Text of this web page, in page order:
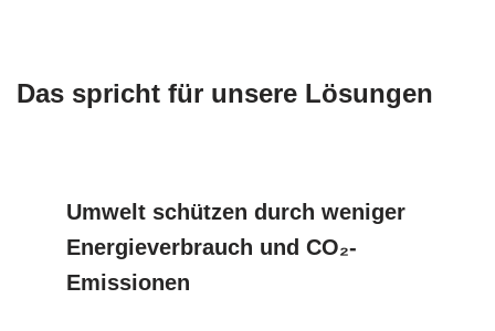
Das spricht für unsere Lösungen
Umwelt schützen durch weniger
Energieverbrauch und CO₂-
Emissionen